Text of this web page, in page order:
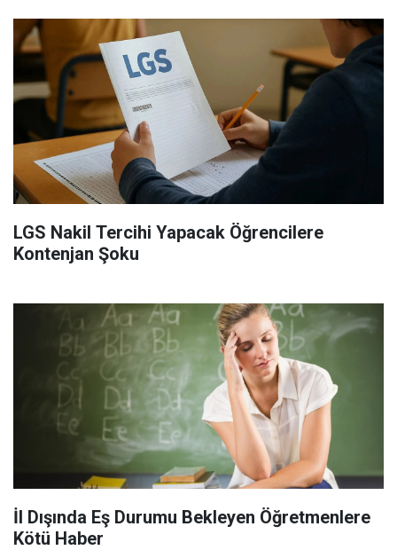
LGS Nakil Tercihi Yapacak Öğrencilere
Kontenjan Şoku
İl Dışında Eş Durumu Bekleyen Öğretmenlere
Kötü Haber